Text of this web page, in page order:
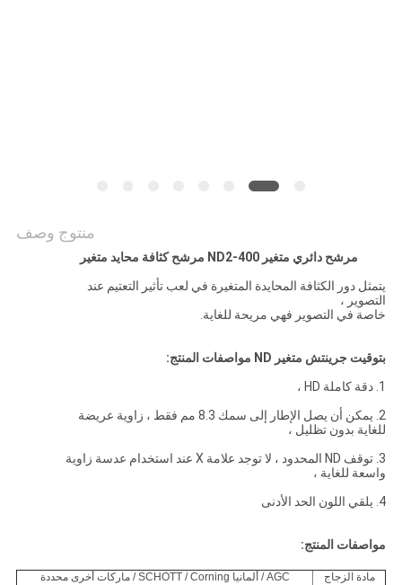
منتوج وصف
مرشح دائري متغير ND2-400 مرشح كثافة محايد متغير
يتمثل دور الكثافة المحايدة المتغيرة في لعب تأثير التعتيم عند
التصوير ،
خاصة في التصوير فهي مريحة للغاية.
بتوقيت جرينتش متغير ND
مواصفات المنتج:
1. دقة كاملة HD ،
2. يمكن أن يصل الإطار إلى سمك 8.3 مم فقط ، زاوية عريضة
للغاية بدون تظليل ،
3. توقف ND المحدود ، لا توجد علامة X عند استخدام عدسة زاوية
واسعة للغاية ،
4. يلقي اللون الحد الأدنى
مواصفات المنتج:
مادة الزجاج AGC / ألمانيا SCHOTT / Corning / ماركات أخرى محددة